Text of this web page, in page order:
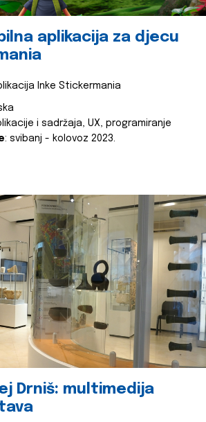
aplikacija za djecu
Inke Stickermania
i sadržaja, UX, programiranje
: svibanj - kolovoz 2023.
Drniš: multimedija